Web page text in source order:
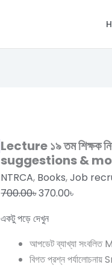
Lecture ১৯ তম শিক্ষক
suggestions &
NTRCA, Books,Job
700.00৳
700.00৳.
370.00৳
370.00৳.
একটু পড়ে দেখুন
আপডেট ব্যাখ্যা সংবলিত
বিগত প্রশ্ন
শিক্ষক
নিবন্ধন
প্রশ্ন
ব্যাংক
suggestions
model